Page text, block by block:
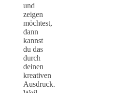
und
zeigen
möchtest,
dann
kannst
du das
durch
deinen
kreativen
Ausdruck.